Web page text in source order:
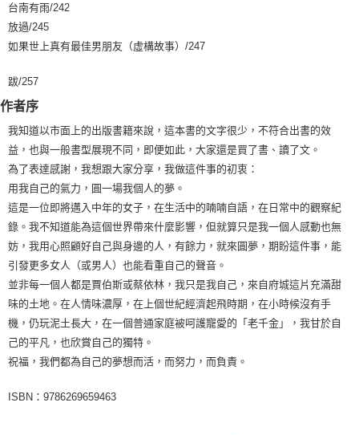
台南有雨/242
放過/245
如果世上真有最佳男朋友（虛構故事）/247
跋/257
作者序
我知道以市面上的出版書籍來說，這本書的文字很少，不符合出書的效
益，也與一般書型展現不同，即便如此，大家還是買了書、讀了文。
為了表達感謝，我想跟大家分享，我做這件事的初衷：
用我自己的氣力，圓一場我個人的夢。
這是一位即將邁入中年的女子，在生活中的喃喃自語，在日常中的觀察紀
錄。我不知道能為這個世界帶來什麼影響，但就算只是我一個人感動也無
妨，我用心照顧好自己與身邊的人，有餘力，就來圓夢，期盼這件事，能
引發更多女人（或男人）也能看重自己的聲音。
並非每一個人都是賈伯斯或蔡依林，我只是我自己，來自府城這片充滿甜
味的土地。在人情味濃厚，在上個世紀經濟起飛時期，在小時候沒有手
機，仍玩泥土長大，在一個普通家庭被呵護寵愛的「老千金」，我甘於自
己的平凡，也欣賞自己的獨特。
祝福，我們都為自己的夢想而活，而努力，而負責。
ISBN：9786269659463